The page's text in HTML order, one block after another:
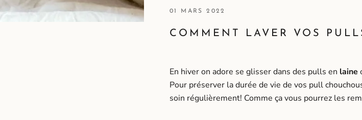
01 MARS 2022
COMMENT LAVER VOS
En hiver on adore se glisser dans des pulls en laine
Pour préserver la durée de vie de vos pull
soin régulièrement! Comme ça vous pourrez les